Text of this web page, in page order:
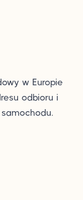
w Europie
odbioru i